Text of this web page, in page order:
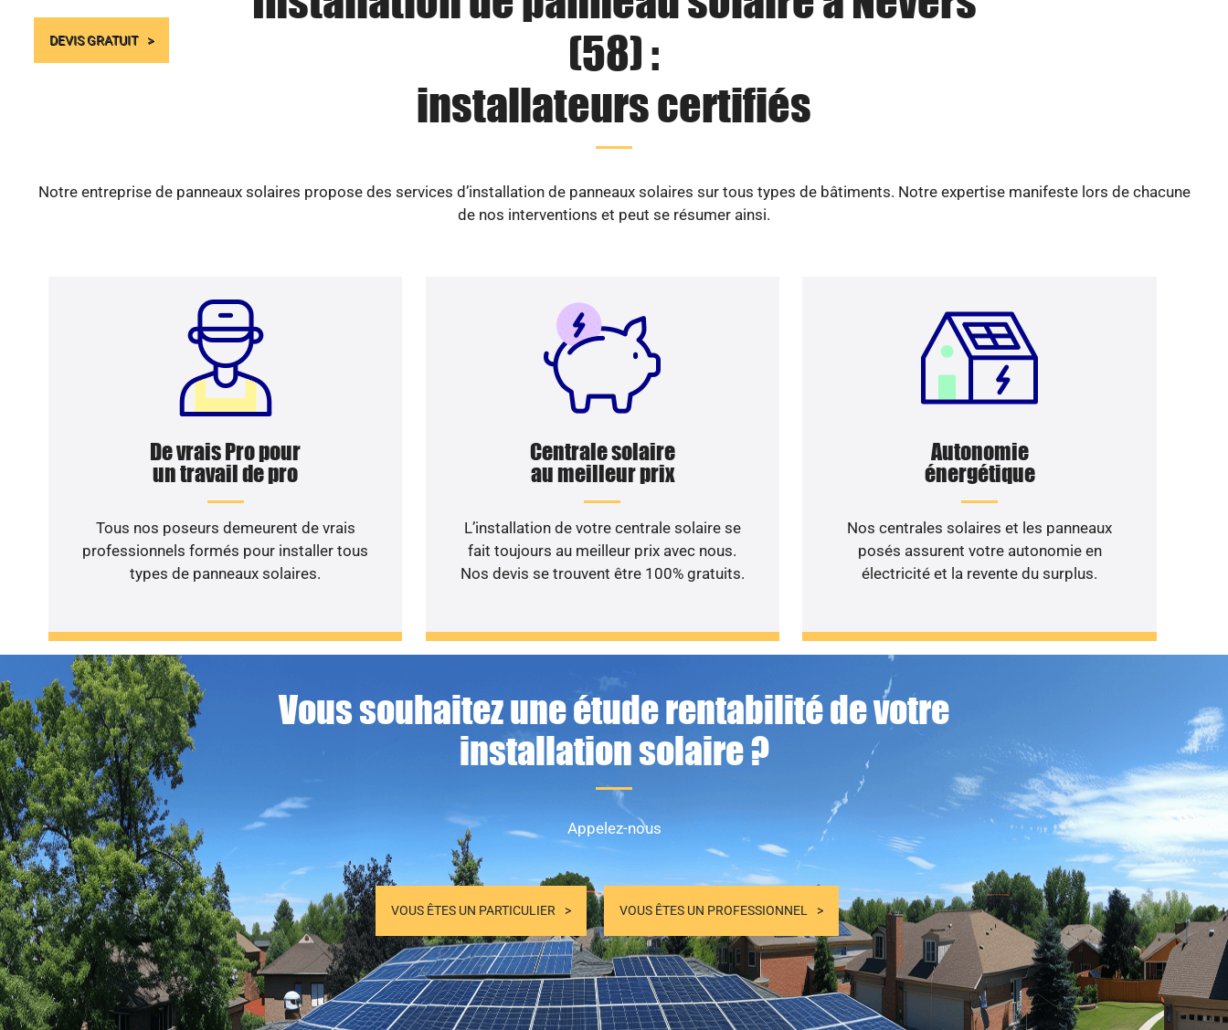
DEVIS GRATUIT
(58) :
installateurs certifiés
Notre entreprise de panneaux solaires propose des services d’installation de panneaux solaires sur tous types de bâtiments. Notre expertise manifeste lors de chacune
de nos interventions et peut se résumer ainsi.
De vrais Pro pour
un travail de pro
Tous nos poseurs demeurent de vrais
professionnels formés pour installer tous
types de panneaux solaires.
Centrale solaire
au meilleur prix
L’installation de votre centrale solaire se
fait toujours au meilleur prix avec nous.
Nos devis se trouvent être 100% gratuits.
Autonomie
énergétique
Nos centrales solaires et les panneaux
posés assurent votre autonomie en
électricité et la revente du surplus.
Vous souhaitez une étude rentabilité de votre
installation solaire ?
Appelez-nous
VOUS ÊTES UN PARTICULIER VOUS ÊTES UN PROFESSIONNEL